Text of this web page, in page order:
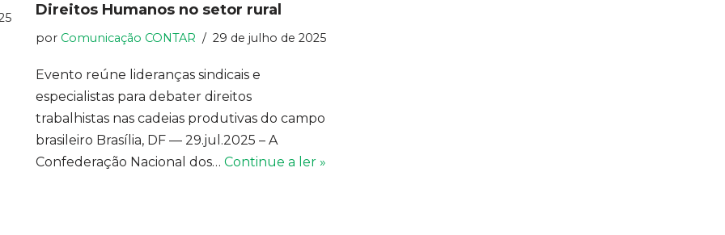
Direitos Humanos no setor rural
por Comunicação CONTAR 29 de julho de 2025
Evento reúne lideranças sindicais e
especialistas para debater direitos
trabalhistas nas cadeias produtivas do campo
brasileiro Brasília, DF — 29.jul.2025 – A
Confederação Nacional dos… Continue a ler »